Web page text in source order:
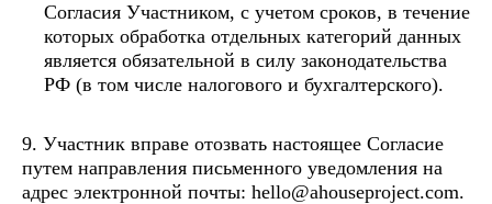
Согласия Участником, с учетом сроков, в течение
которых обработка отдельных категорий данных
является обязательной в силу законодательства
РФ (в том числе налогового и бухгалтерского).
9. Участник вправе отозвать настоящее Согласие
путем направления письменного уведомления на
адрес электронной почты: hello@ahouseproject.com.